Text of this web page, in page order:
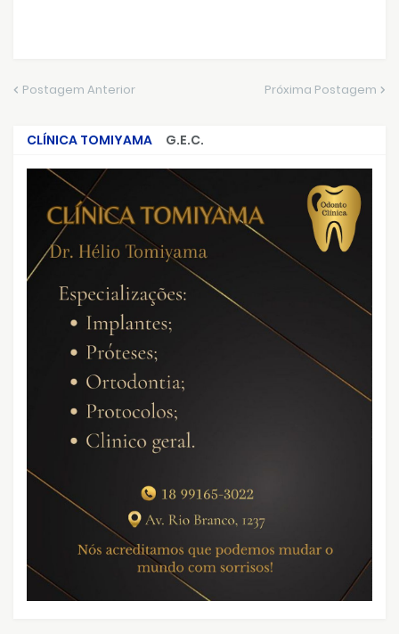
Postagem Anterior Próxima Postagem
CLÍNICA TOMIYAMA
G.E.C.
CRIMES QUE ABALARAM O BRASIL